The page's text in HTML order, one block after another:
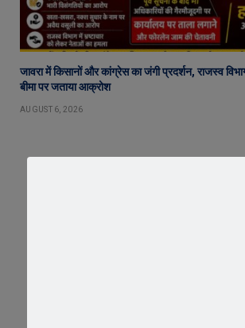
जावरा में किसानों और कांग्रेस का जंगी प्रदर्शन, राजस्व
बीमा पर जताया आक्रोश
AUGUST 6, 2026